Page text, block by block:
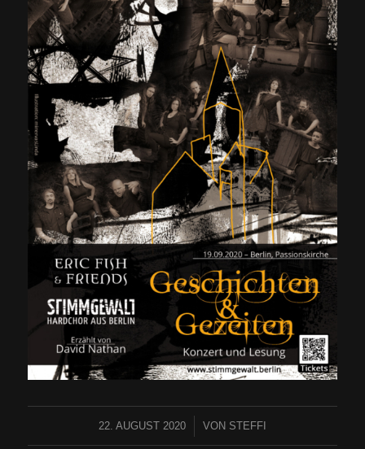
22. AUGUST 2020
/ VON STEFFI